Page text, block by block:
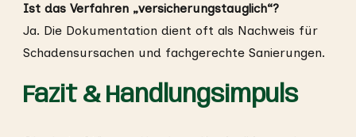
Ist das Verfahren „versicherungstauglich“?
Ja. Die Dokumentation dient oft als Nachweis für
Schadensursachen und fachgerechte Sanierungen.
Fazit & Handlungsimpuls